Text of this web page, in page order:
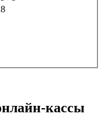
кассы